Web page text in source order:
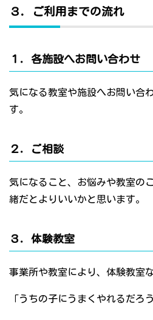
３．ご利用までの流れ
１．各施設へお問い合わせ
気になる教室や施設へお問い合
す。
２．ご相談
気になること、お悩みや教室の
緒だとよりいいかと思います。
３．体験教室
事業所や教室により、体験教室
「うちの子にうまくやれるだろ